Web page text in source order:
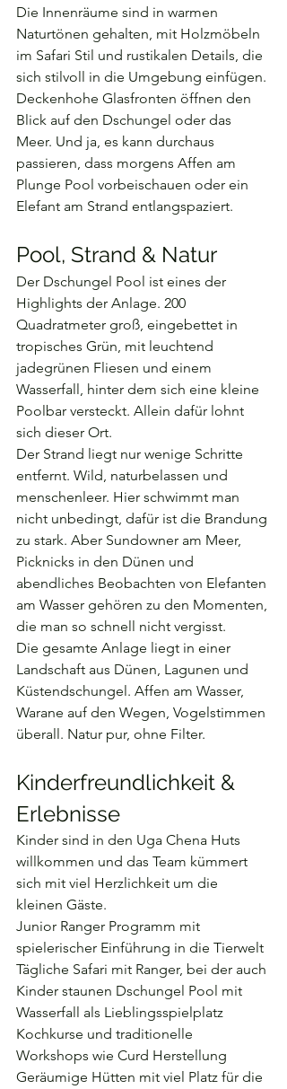
Die Innenräume sind in warmen
Naturtönen gehalten, mit Holzmöbeln
im Safari Stil und rustikalen Details, die
sich stilvoll in die Umgebung einfügen.
Deckenhohe Glasfronten öffnen den
Blick auf den Dschungel oder das
Meer. Und ja, es kann durchaus
passieren, dass morgens Affen am
Plunge Pool vorbeischauen oder ein
Elefant am Strand entlangspaziert.
Pool, Strand & Natur
Der Dschungel Pool ist eines der
Highlights der Anlage. 200
Quadratmeter groß, eingebettet in
tropisches Grün, mit leuchtend
jadegrünen Fliesen und einem
Wasserfall, hinter dem sich eine kleine
Poolbar versteckt. Allein dafür lohnt
sich dieser Ort.
Der Strand liegt nur wenige Schritte
entfernt. Wild, naturbelassen und
menschenleer. Hier schwimmt man
nicht unbedingt, dafür ist die Brandung
zu stark. Aber Sundowner am Meer,
Picknicks in den Dünen und
abendliches Beobachten von Elefanten
am Wasser gehören zu den Momenten,
die man so schnell nicht vergisst.
Die gesamte Anlage liegt in einer
Landschaft aus Dünen, Lagunen und
Küstendschungel. Affen am Wasser,
Warane auf den Wegen, Vogelstimmen
überall. Natur pur, ohne Filter.
Kinderfreundlichkeit &
Erlebnisse
Kinder sind in den Uga Chena Huts
willkommen und das Team kümmert
sich mit viel Herzlichkeit um die
kleinen Gäste.
Junior Ranger Programm mit
spielerischer Einführung in die Tierwelt
Tägliche Safari mit Ranger, bei der auch
Kinder staunen Dschungel Pool mit
Wasserfall als Lieblingsspielplatz
Kochkurse und traditionelle
Workshops wie Curd Herstellung
Geräumige Hütten mit viel Platz für die